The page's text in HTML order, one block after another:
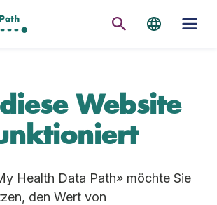
Website
Health Data Path» möchte Sie
den Wert von